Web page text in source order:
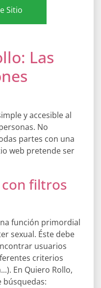
Sitio
Las
y accesible al
No
partes con una
web pretende ser
filtros
función primordial
sexual. Éste debe
usuarios
criterios
En Quiero Rollo,
búsquedas: